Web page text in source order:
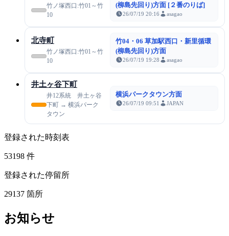
竹ノ塚西口:竹01～竹
10
(柳島先回り)方面 [２番のりば]
26/07/19 20:16 asagao
北寺町
竹ノ塚西口:竹01～竹
10
竹04・06 草加駅西口・新里循環
(柳島先回り)方面
26/07/19 19:28 asagao
井土ヶ谷下町
井12系統 井土ヶ谷
下町 → 横浜パーク
タウン
横浜パークタウン方面
26/07/19 09:51 JAPAN
登録された時刻表
53198 件
登録された停留所
29137 箇所
お知らせ